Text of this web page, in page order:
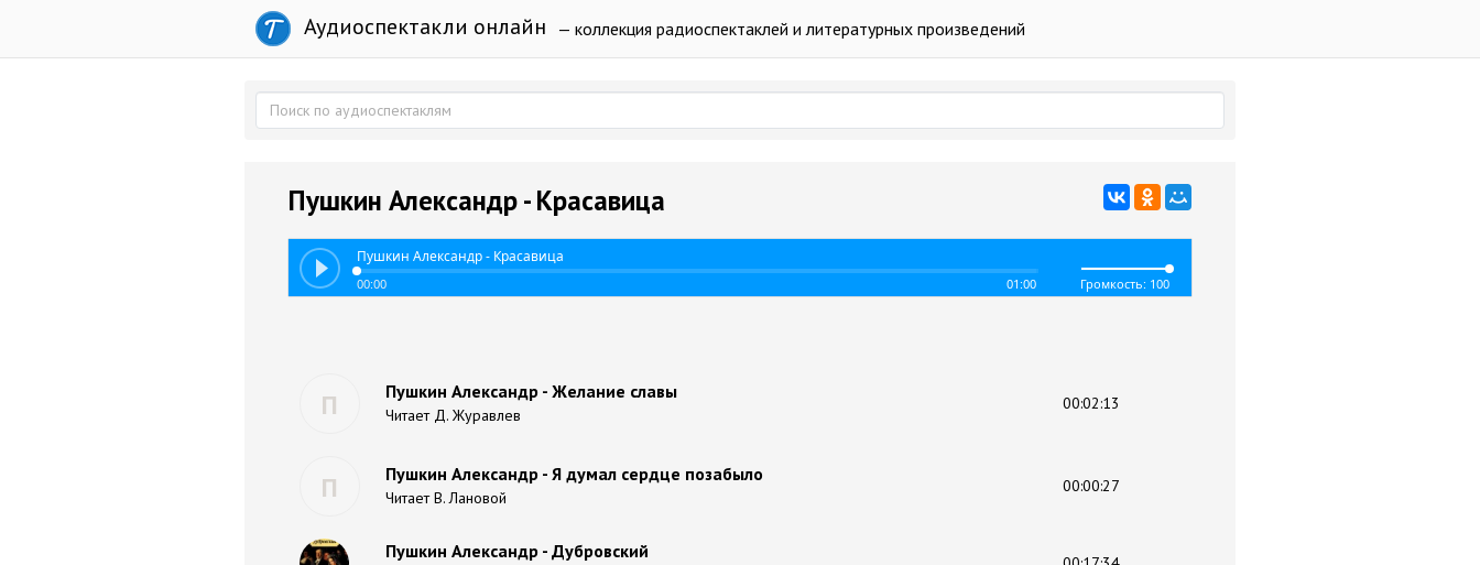
Аудиоспектакли онлайн — коллекция радиоспектаклей и литературных произведений
Пушкин Александр - Красавица
Пушкин Александр - Красавица
00:00 01:00 Громкость: 100
П Пушкин Александр - Желание славы
Читает Д. Журавлев
00:02:13
П Пушкин Александр - Я думал сердце позабыло
Читает В. Лановой
00:00:27
Пушкин Александр - Дубровский